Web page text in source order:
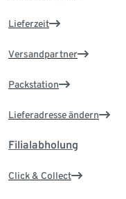
Lieferzeit
Versandpartner
Packstation
Lieferadresse ändern
Filialabholung
Click & Collect